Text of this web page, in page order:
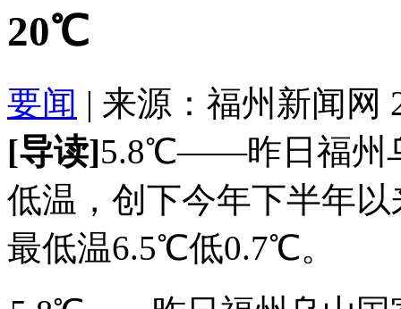
20℃
要闻 | 来源：福州新闻网
[导读]5.8℃——昨日福州
低温，创下今年下半年
最低温6.5℃低0.7℃。